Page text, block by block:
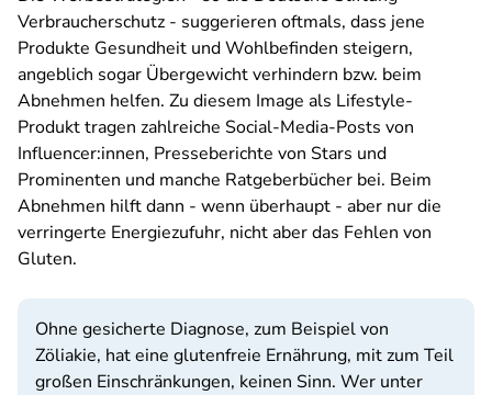
Verbraucherschutz - suggerieren oftmals, dass jene
Produkte Gesundheit und Wohlbefinden steigern,
angeblich sogar Übergewicht verhindern bzw. beim
Abnehmen helfen. Zu diesem Image als Lifestyle-
Produkt tragen zahlreiche Social-Media-Posts von
Influencer:innen, Presseberichte von Stars und
Prominenten und manche Ratgeberbücher bei. Beim
Abnehmen hilft dann - wenn überhaupt - aber nur die
verringerte Energiezufuhr, nicht aber das Fehlen von
Gluten.
Ohne gesicherte Diagnose, zum Beispiel von
Zöliakie, hat eine glutenfreie Ernährung, mit zum Teil
großen Einschränkungen, keinen Sinn. Wer unter